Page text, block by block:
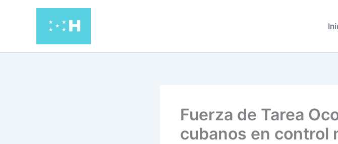
Fuerza de Tarea
cubanos en control